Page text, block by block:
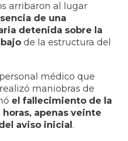
arribaron al lugar
de una
detenida sobre la
de la estructura del
médico que
maniobras de
el fallecimiento de la
apenas veinte
aviso inicial.